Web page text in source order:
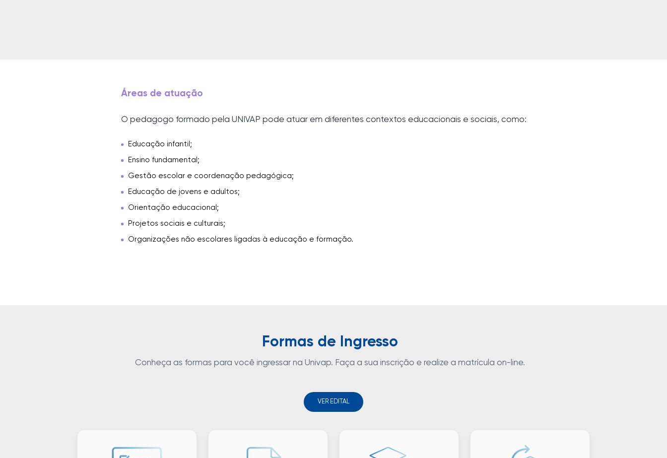
Áreas de atuação
O pedagogo formado pela UNIVAP pode atuar em diferentes contextos educacionais e sociais, como:
Educação infantil;
Ensino fundamental;
Gestão escolar e coordenação pedagógica;
Educação de jovens e adultos;
Orientação educacional;
Projetos sociais e culturais;
Organizações não escolares ligadas à educação e formação.
Formas de Ingresso
Conheça as formas para você ingressar na Univap. Faça a sua inscrição e realize a matrícula on-line.
VER EDITAL